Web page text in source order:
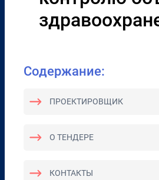
Содержание:
ПРОЕКТИРОВЩИК
О ТЕНДЕРЕ
КОНТАКТЫ